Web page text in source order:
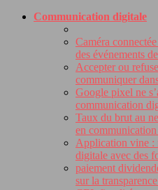
Communication digitale
Caméra
des événements
Accepter ou
communiquer
Google pixel ne
communication
Taux du brut au
en
Application vine :
digitale avec des
paiement
sur la